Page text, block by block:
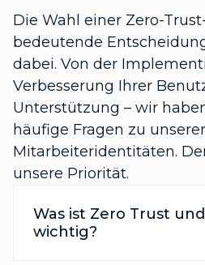
Die Wahl einer Zero-
bedeutende
dabei. Von der
Verbesserung Ihrer
Unterstützung – wir
häufige Fragen zu
Mitarbeiteridentitäten.
unsere Priorität.
Was ist Zero Trust
wichtig?